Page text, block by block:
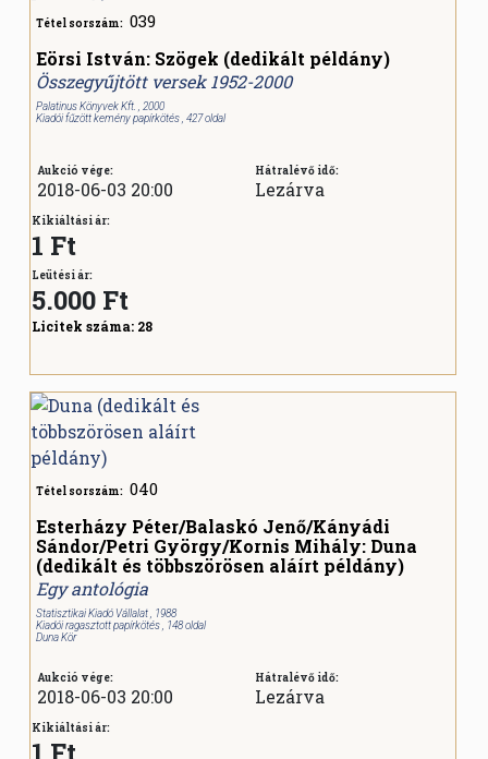
Tétel sorszám: 039
Eörsi István: Szögek (dedikált példány)
Összegyűjtött versek 1952-2000
Palatinus Könyvek Kft. , 2000
Kiadói fűzött kemény papírkötés , 427 oldal
Aukció vége:
2018-06-03 20:00
Hátralévő idő:
Lezárva
Kikiáltási ár:
1 Ft
Leütési ár:
5.000 Ft
Licitek száma: 28
Tétel sorszám: 040
Esterházy Péter/Balaskó Jenő/Kányádi
Sándor/Petri György/Kornis Mihály: Duna
(dedikált és többszörösen aláírt példány)
Egy antológia
Statisztikai Kiadó Vállalat , 1988
Kiadói ragasztott papírkötés , 148 oldal
Duna Kör
Aukció vége:
2018-06-03 20:00
Hátralévő idő:
Lezárva
Kikiáltási ár: